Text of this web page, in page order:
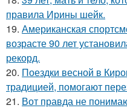
правила Ирины шейк.
19. Американская
возрасте 90 лет
рекорд.
20. Поездки весной в
традицией, помогают
21. Вот правда не